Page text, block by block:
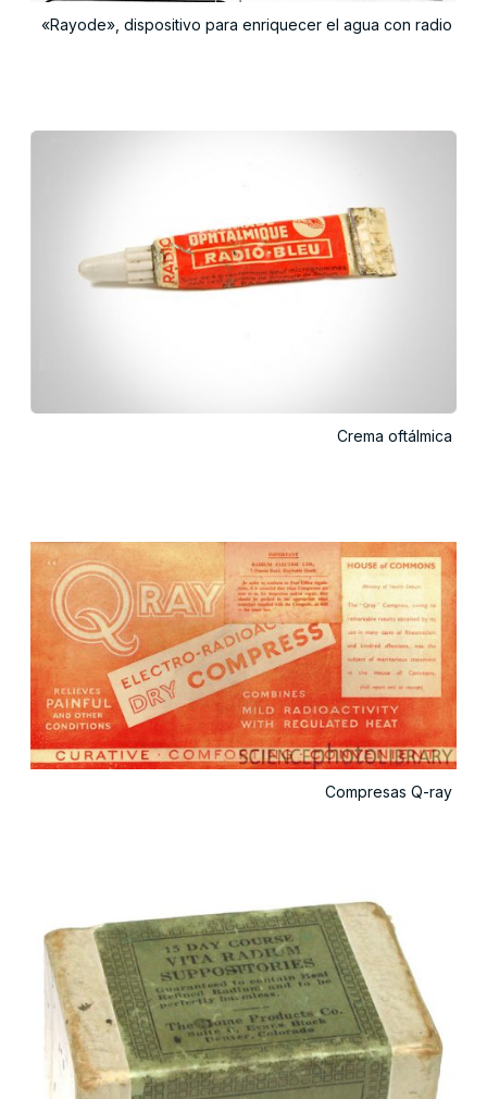
«Rayode», dispositivo para enriquecer el agua con radio
Crema oftálmica
Compresas Q-ray